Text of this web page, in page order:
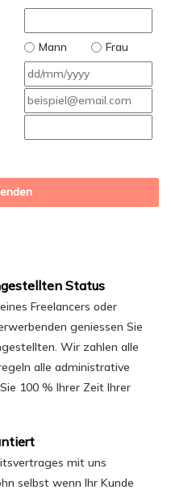
Mann Frau
MM
Status
Freelancers oder
geniessen Sie
Wir zahlen alle
alle administrative
100 % Ihrer Zeit Ihrer
mit uns
selbst wenn Ihr Kunde